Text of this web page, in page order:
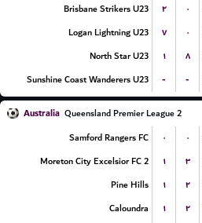
Brisbane Strikers U23
۲ ۰
Logan Lightning U23
۷ ۰
North Star U23
۱ ۸
Sunshine Coast Wanderers U23
- -
Australia Queensland Premier League 2
Samford Rangers FC
۰ ۰
Moreton City Excelsior FC 2
۱ ۳
Pine Hills
۱ ۲
Caloundra
۱ ۲